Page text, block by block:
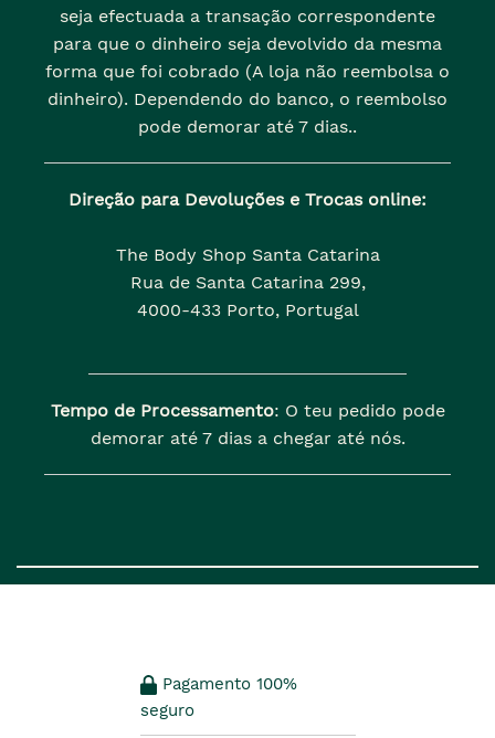
seja efectuada a transação correspondente
para que o dinheiro seja devolvido da mesma
forma que foi cobrado (A loja não reembolsa o
dinheiro). Dependendo do banco, o reembolso
pode demorar até 7 dias..
Direção para Devoluções e Trocas online:
The Body Shop Santa Catarina
Rua de Santa Catarina 299,
4000-433 Porto, Portugal
Tempo de Processamento: O teu pedido pode
demorar até 7 dias a chegar até nós.
Pagamento 100%
seguro